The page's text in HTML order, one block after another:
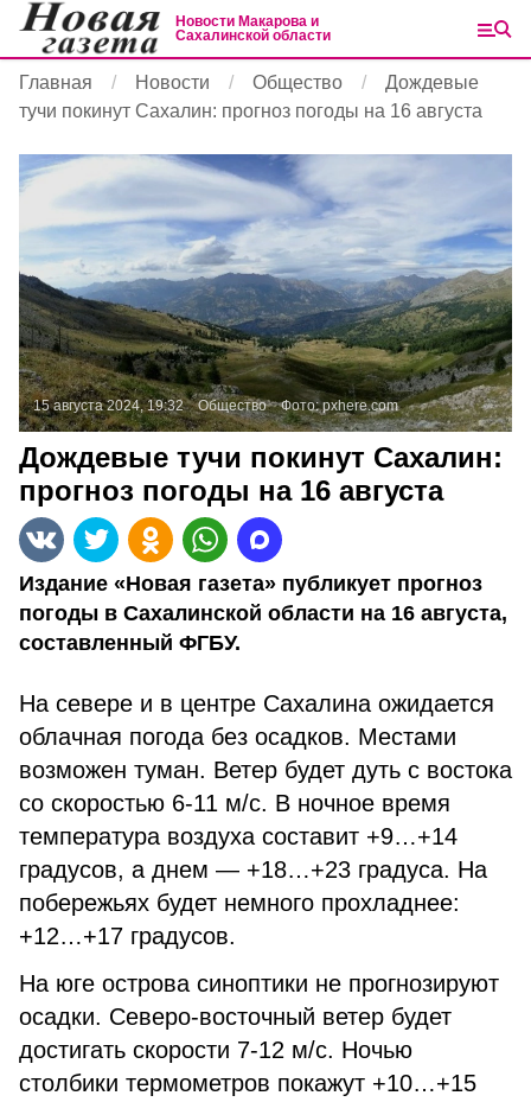
Новости Макарова и
Сахалинской области
Главная Новости Общество
Дождевые
тучи покинут Сахалин: прогноз погоды на 16 августа
15 августа 2024, 19:32 Общество Фото:pxhere.com
Дождевые тучи покинут Сахалин:
прогноз погоды на 16 августа
Издание «Новая газета» публикует прогноз
погоды в Сахалинской области на 16 августа,
составленный ФГБУ.
На севере и в центре Сахалина ожидается
облачная погода без осадков. Местами
возможен туман. Ветер будет дуть с востока
со скоростью 6-11 м/с. В ночное время
температура воздуха составит +9…+14
градусов, а днем — +18…+23 градуса. На
побережьях будет немного прохладнее:
+12…+17 градусов.
На юге острова синоптики не прогнозируют
осадки. Северо-восточный ветер будет
достигать скорости 7-12 м/с. Ночью
столбики термометров покажут +10…+15